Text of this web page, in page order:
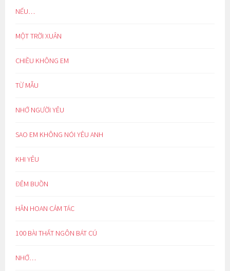
NẾU…
MỘT TRỜI XUÂN
CHIỀU KHÔNG EM
TỪ MẪU
NHỚ NGƯỜI YÊU
SAO EM KHÔNG NÓI YÊU ANH
KHI YÊU
ĐÊM BUỒN
HÂN HOAN CẢM TÁC
100 BÀI THẤT NGÔN BÁT CÚ
NHỚ…